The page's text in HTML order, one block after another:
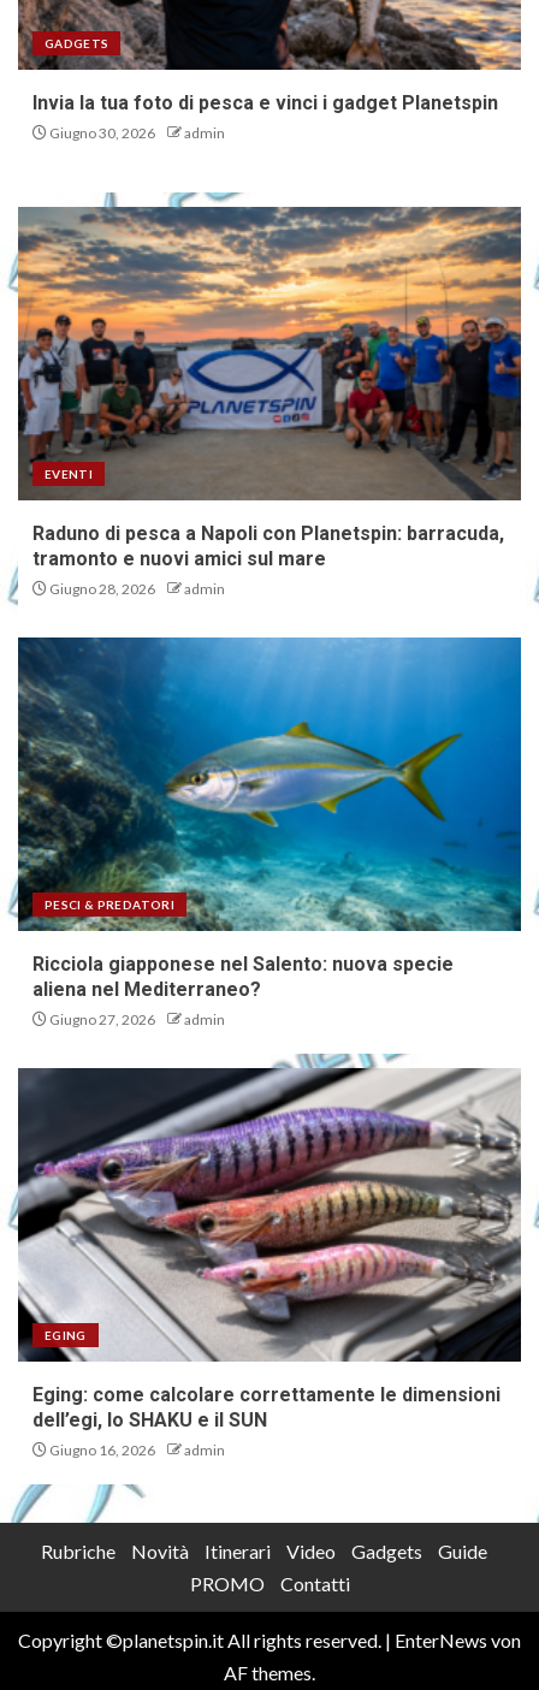
GADGETS
Invia la tua foto di pesca e vinci i gadget Planetspin
Giugno 30, 2026 admin
EVENTI
Raduno di pesca a Napoli con Planetspin: barracuda,
tramonto e nuovi amici sul mare
Giugno 28, 2026 admin
PESCI & PREDATORI
Ricciola giapponese nel Salento: nuova specie
aliena nel Mediterraneo?
Giugno 27, 2026 admin
EGING
Eging: come calcolare correttamente le dimensioni
dell’egi, lo SHAKU e il SUN
Giugno 16, 2026 admin
Rubriche Novità Itinerari Video Gadgets
Guide
PROMO
Contatti
Copyright ©planetspin.it All rights reserved. | EnterNews von
AF themes.